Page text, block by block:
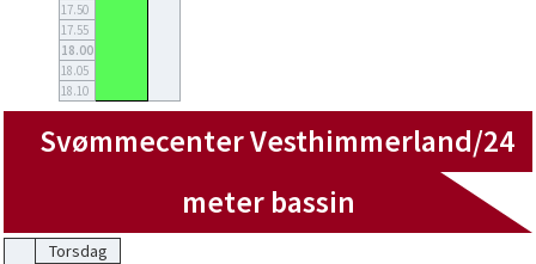
17.50
17.55
18.00
18.05
18.10
Svømmecenter Vesthimmerland/24
meter bassin
Torsdag